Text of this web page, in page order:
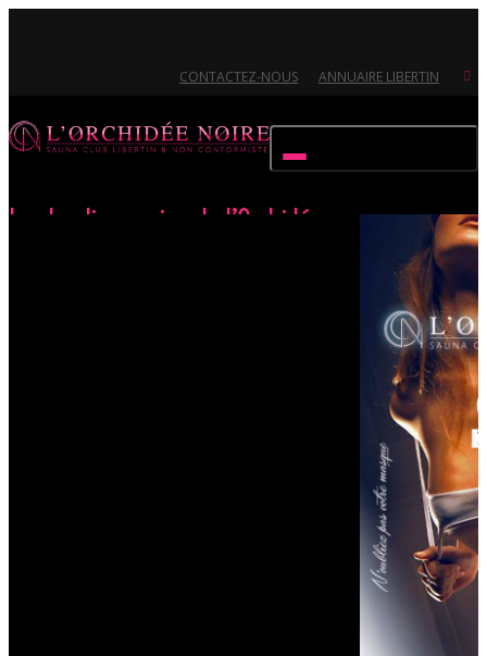
CONTACTEZ-NOUS ANNUAIRE LIBERTIN
Les Jeudis coquins de l’Orchidée
Ouvert 7/7 - Pour toutes informations, contactez-nous au 02.51.72.21.81